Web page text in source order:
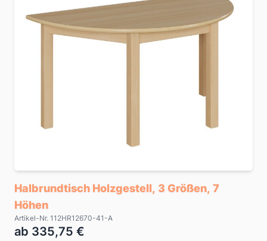
Halbrundtisch Holzgestell, 3 Größen, 7
Höhen
Artikel-Nr. 112HR12670-41-A
ab 335,75 €